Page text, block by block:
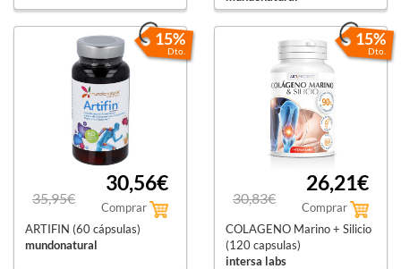
15%
Dto.
35,95€
30,56€
Comprar
ARTIFIN (60 cápsulas)
mundonatural
15%
Dto.
30,83€
26,21€
Comprar
COLAGENO Marino + Silicio
(120 capsulas)
intersa labs